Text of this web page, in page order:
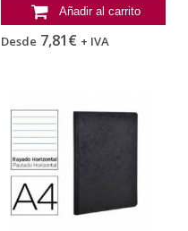
Añadir al carrito
Desde 7,81€ + IVA